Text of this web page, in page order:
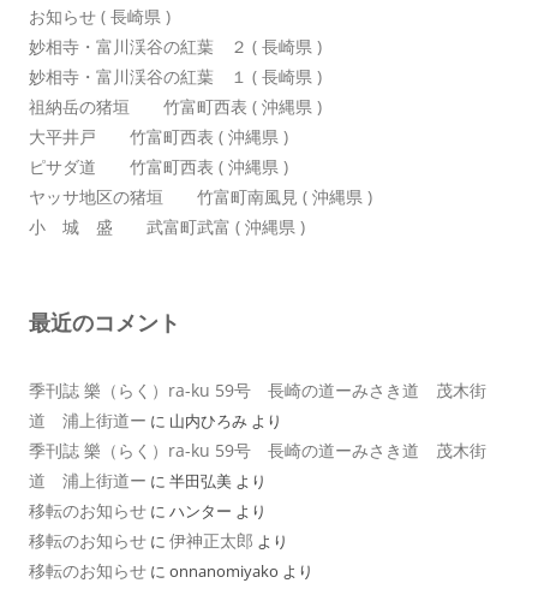
お知らせ ( 長崎県 )
妙相寺・富川渓谷の紅葉 ２ ( 長崎県 )
妙相寺・富川渓谷の紅葉 １ ( 長崎県 )
祖納岳の猪垣 竹富町西表 ( 沖縄県 )
大平井戸 竹富町西表 ( 沖縄県 )
ピサダ道 竹富町西表 ( 沖縄県 )
ヤッサ地区の猪垣 竹富町南風見 ( 沖縄県 )
小 城 盛 武富町武富 ( 沖縄県 )
最近のコメント
季刊誌 樂（らく）ra-ku 59号 長崎の道ーみさき道 茂木街
道 浦上街道ー に 山内ひろみ より
季刊誌 樂（らく）ra-ku 59号 長崎の道ーみさき道 茂木街
道 浦上街道ー に 半田弘美 より
移転のお知らせ に ハンター より
移転のお知らせ に 伊神正太郎 より
移転のお知らせ に onnanomiyako より